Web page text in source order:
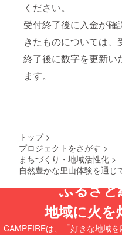
ください。
受付終了後に入金が確
きたものについては、
終了後に数字を更新い
ます。
トップ >
プロジェクトをさがす >
まちづくり・地域活性化 >
自然豊かな里山体験を通じ
ふるさと
地域に火を
CAMPFIREは、「好きな地域